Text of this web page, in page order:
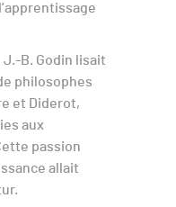
B. Godin lisait
philosophes
et Diderot,
aux
passion
allait